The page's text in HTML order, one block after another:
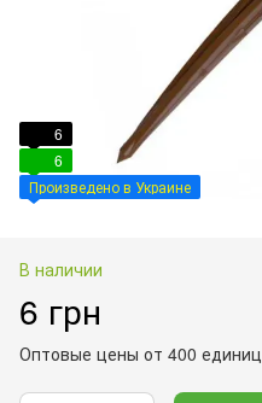
6
6
Произведено в Украине
В наличии
6 грн
Оптовые цены от 400 единиц